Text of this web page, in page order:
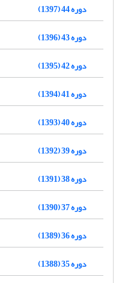
دوره 44 (1397)
دوره 43 (1396)
دوره 42 (1395)
دوره 41 (1394)
دوره 40 (1393)
دوره 39 (1392)
دوره 38 (1391)
دوره 37 (1390)
دوره 36 (1389)
دوره 35 (1388)